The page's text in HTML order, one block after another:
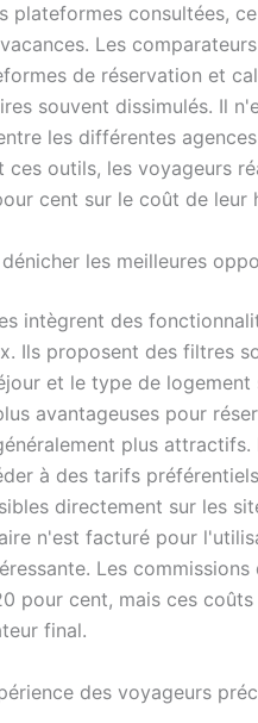
plateformes consultées,
Les
de réservation et
souvent dissimulés. Il
les différentes
ces outils, les voyageurs
cent sur le coût de leur
les meilleures
intègrent des
Ils proposent des filtres
et le type de
avantageuses pour
plus
à des tarifs
directement sur les
n'est facturé pour
Les
pour cent, mais ces
final.
des voyageurs